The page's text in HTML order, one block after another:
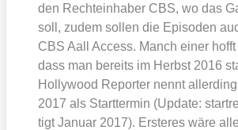
den Rech­te­inha­ber CBS, wo das
soll, zudem sol­len die Epi­so­den
CBS Aall Access. Manch einer hofft
dass man bereits im Herbst 2016
Hol­ly­wood Repor­ter nennt
2017 als Start­ter­min (Update:
tigt Janu­ar 2017). Ers­te­res wäre